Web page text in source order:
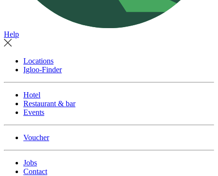
Help
Locations
Igloo-Finder
Hotel
Restaurant & bar
Events
Voucher
Jobs
Contact